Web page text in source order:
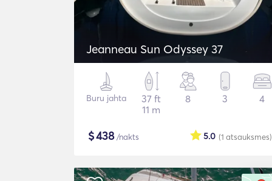
Jeanneau Sun Odyssey 37
Buru jahta
37 ft
11 m
8 3 4
$438/nakts (1 atsauksmes)
5.0